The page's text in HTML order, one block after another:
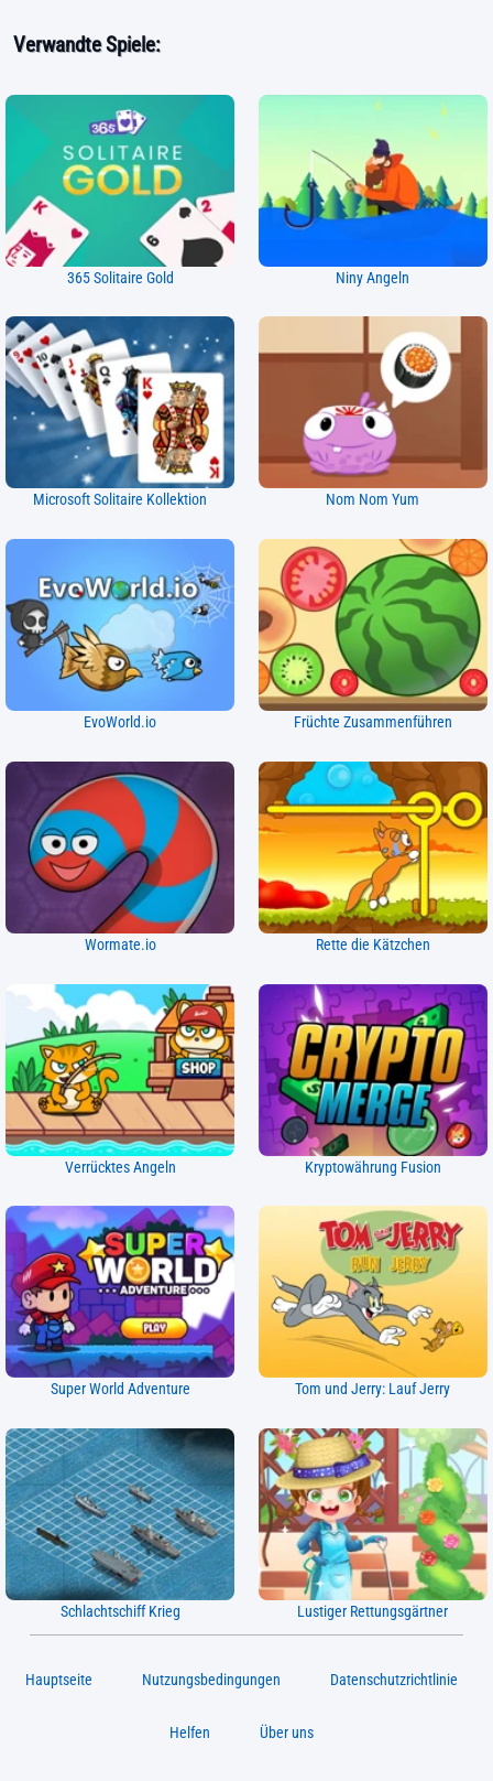
Verwandte Spiele:
365 Solitaire Gold Niny Angeln
Microsoft Solitaire Kollektion Nom Nom Yum
EvoWorld.io Früchte Zusammenführen
Wormate.io Rette die Kätzchen
Verrücktes Angeln Kryptowährung Fusion
Super World Adventure Tom und Jerry: Lauf Jerry
Schlachtschiff Krieg Lustiger Rettungsgärtner
Hauptseite Nutzungsbedingungen Datenschutzrichtlinie
Helfen Über uns